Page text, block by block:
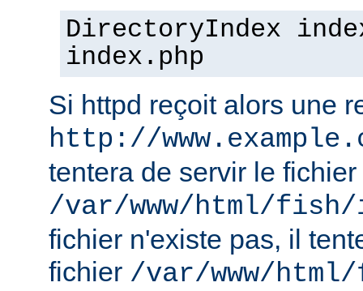
DirectoryIndex
index.php
Si httpd reçoit alors une
http://
tentera de servir le fichier
/var/www/html/
fichier n'existe pas, il
fichier /var/www/